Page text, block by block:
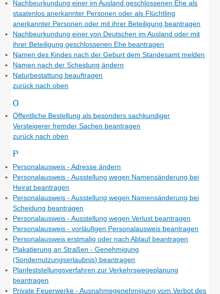
Nachbeurkundung einer im Ausland geschlossenen Ehe als
staatenlos anerkannter Personen oder als Flüchtling
anerkannter Personen oder mit ihrer Beteiligung beantragen
Nachbeurkundung einer von Deutschen im Ausland oder mit
ihrer Beteiligung geschlossenen Ehe beantragen
Namen des Kindes nach der Geburt dem Standesamt melden
Namen nach der Scheidung ändern
Naturbestattung beauftragen
zurück nach oben
O
Öffentliche Bestellung als besonders sachkundiger
Versteigerer fremder Sachen beantragen
zurück nach oben
P
Personalausweis - Adresse ändern
Personalausweis - Ausstellung wegen Namensänderung bei
Heirat beantragen
Personalausweis - Ausstellung wegen Namensänderung bei
Scheidung beantragen
Personalausweis - Ausstellung wegen Verlust beantragen
Personalausweis - vorläufigen Personalausweis beantragen
Personalausweis erstmalig oder nach Ablauf beantragen
Plakatierung an Straßen - Genehmigung
(Sondernutzungserlaubnis) beantragen
Planfeststellungsverfahren zur Verkehrswegeplanung
beantragen
Private Feuerwerke - Ausnahmegenehmigung vom Verbot des